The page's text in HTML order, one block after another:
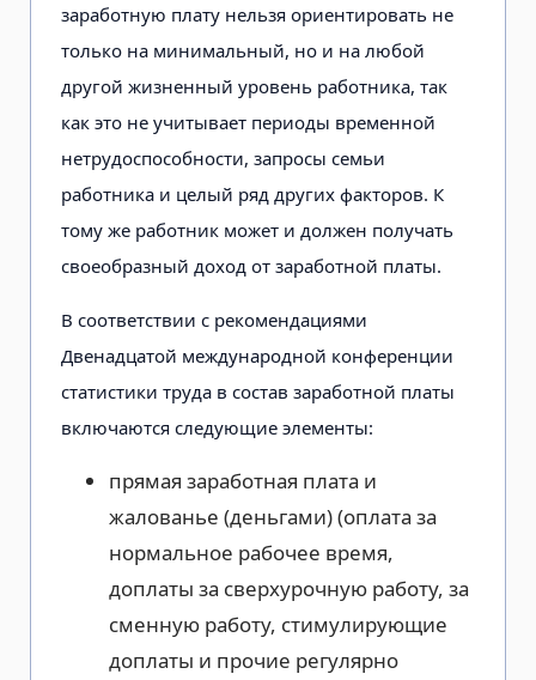
заработную плату нельзя ориентировать не
только на минимальный, но и на любой
другой жизненный уровень работника, так
как это не учитывает периоды временной
нетрудоспособности, запросы семьи
работника и целый ряд других факторов. К
тому же работник может и должен получать
своеобразный доход от заработной платы.
В соответствии с рекомендациями
Двенадцатой международной конференции
статистики труда в состав заработной платы
включаются следующие элементы:
прямая заработная плата и
жалованье (деньгами) (оплата за
нормальное рабочее время,
доплаты за сверхурочную работу, за
сменную работу, стимулирующие
доплаты и прочие регулярно